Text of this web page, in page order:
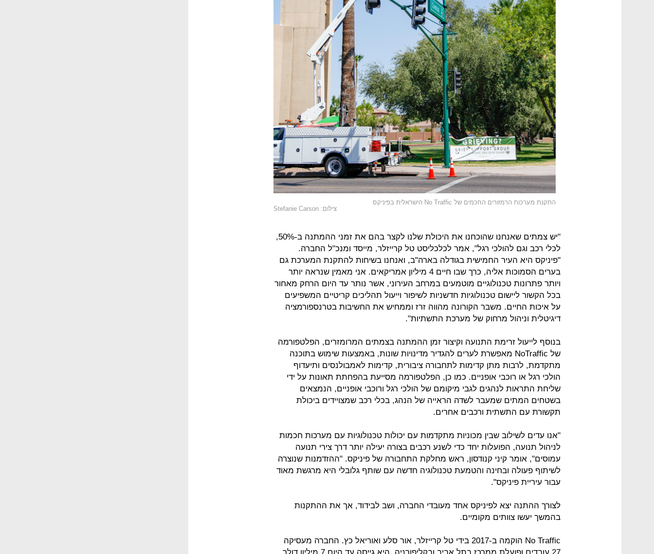
התקנת מערכות הרמזורים החכמים של No Traffic הישראלית בפיניקס
צילום: Stefanie Carson
"יש צמתים שאנחנו שהוכחנו את היכולת שלנו לקצר בהם את זמני ההמתנה ב-50%,
לכלי רכב וגם להולכי רגל", אמר לכלכליסט טל קרייזלר, מייסד ומנכ"ל החברה.
"פיניקס היא העיר החמישית בגודלה בארה"ב, ואנחנו בשיחות להתקנת המערכת גם
בערים הסמוכות אליה, כרך שבו חיים 4 מיליון אמריקאים. אני מאמין שנראה יותר
ויותר פתרונות טכנולוגיים מוטמעים במרחב העירוני, אשר נותר עד היום הרחק מאחור
בכל הקשור ליישום טכנולוגיות חדשניות לשיפור וייעול תהליכים קריטיים המשפיעים
על איכות החיים. משבר הקורונה מהווה זרז וממחיש את החשיבות בטרנספורמציה
דיגיטלית וניהול מרחוק של מערכת התשתיות".
בנוסף לייעול זרימת התנועה וקיצור זמן ההמתנה בצמתים המרומזרים, הפלטפורמה
של NoTraffic מאפשרת לערים להגדיר מדינויות שונות, באמצעות שימוש בתוכנה
מתקדמת, לרבות מתן קדימות לתחבורה ציבורית, קדימות לאמבולנסים ותיעדוף
הולכי רגל או רוכבי אופניים. כמו כן, הפלטפורמה מסייעת בהפחתת תאונות על ידי
שליחת התראות לנהגים לגבי מיקומם של הולכי רגל ורוכבי אופניים, הנמצאים
בשטחים המתים שמעבר לשדה הראייה של הנהג, בכלי רכב שמצויידים ביכולת
תקשורת עם התשתית ורכבים אחרים.
"אנו עדים לשילוב שבין מכוניות מתקדמות עם יכולות טכנולוגיות עם מערכות חכמות
לניהול תנועה, הפועלות יחד כדי לשנע רכבים בצורה יעילה יותר דרך צירי תנועה
עמוסים", אומר קיני קנודסון, ראש מחלקת התחבורה של פיניקס. "ההזדמנות שנוצרה
לשיתוף פעולה ובחינה והטמעת טכנולוגיה חדשה עם שותף גלובלי היא מרגשת מאוד
עבור עיריית פיניקס".
לצורך ההתנה יצא לפיניקס אחד מעובדי החברה, ושב לבידוד, אך את ההתקנות
בהמשך יעשו צוותים מקומיים.
No Traffic הוקמה ב-2017 בידי טל קרייזלר, אור סלע ואוריאל כץ. החברה מעסיקה
27 עובדים ופועלת ממרכז בתל אביב ובקליפורניה. היא גייסה עד היום 7 מיליון דולר,